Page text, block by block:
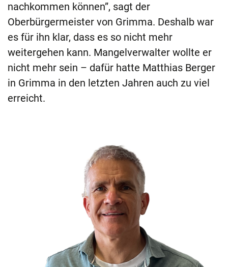
nachkommen können”, sagt der
Oberbürgermeister von Grimma. Deshalb war
es für ihn klar, dass es so nicht mehr
weitergehen kann. Mangelverwalter wollte er
nicht mehr sein – dafür hatte Matthias Berger
in Grimma in den letzten Jahren auch zu viel
erreicht.